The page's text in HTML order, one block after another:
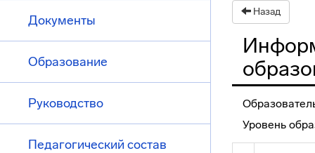
Документы
Образование
Руководство
Педагогический состав
Назад
Уровень